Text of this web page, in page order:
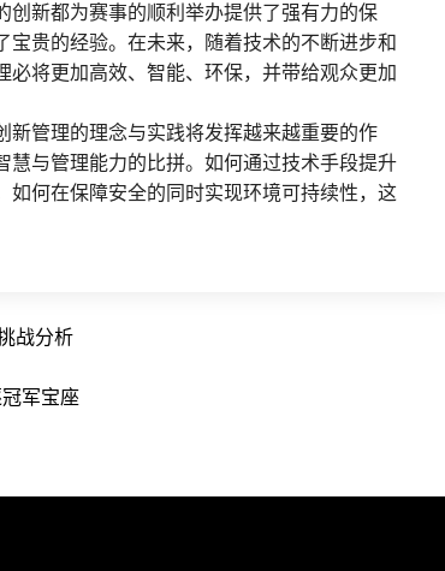
新都为赛事的顺利举办提供了强有力的保
贵的经验。在未来，随着技术的不断进步和
将更加高效、智能、环保，并带给观众更加
管理的理念与实践将发挥越来越重要的作
与管理能力的比拼。如何通过技术手段提升
何在保障安全的同时实现环境可持续性，这
战分析
军宝座